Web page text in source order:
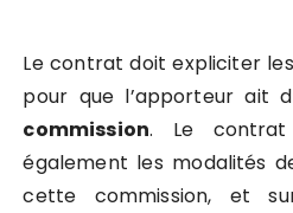
Le contrat doit expliciter
pour que l’apporteur ait
commission. Le contrat
également les modalités
cette commission, et